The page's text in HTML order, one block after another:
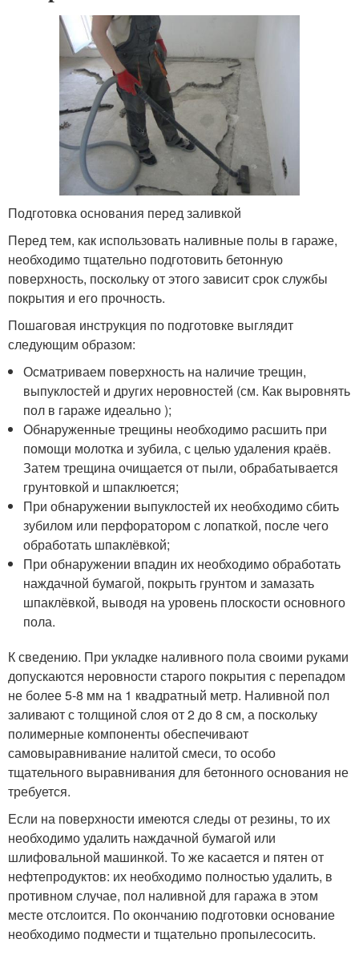
Подготовка основания перед заливкой
Перед тем, как использовать наливные полы в гараже,
необходимо тщательно подготовить бетонную
поверхность, поскольку от этого зависит срок службы
покрытия и его прочность.
Пошаговая инструкция по подготовке выглядит
следующим образом:
Осматриваем поверхность на наличие трещин,
выпуклостей и других неровностей (см. Как выровнять
пол в гараже идеально );
Обнаруженные трещины необходимо расшить при
помощи молотка и зубила, с целью удаления краёв.
Затем трещина очищается от пыли, обрабатывается
грунтовкой и шпаклюется;
При обнаружении выпуклостей их необходимо сбить
зубилом или перфоратором с лопаткой, после чего
обработать шпаклёвкой;
При обнаружении впадин их необходимо обработать
наждачной бумагой, покрыть грунтом и замазать
шпаклёвкой, выводя на уровень плоскости основного
пола.
К сведению. При укладке наливного пола своими руками
допускаются неровности старого покрытия с перепадом
не более 5-8 мм на 1 квадратный метр. Наливной пол
заливают с толщиной слоя от 2 до 8 см, а поскольку
полимерные компоненты обеспечивают
самовыравнивание налитой смеси, то особо
тщательного выравнивания для бетонного основания не
требуется.
Если на поверхности имеются следы от резины, то их
необходимо удалить наждачной бумагой или
шлифовальной машинкой. То же касается и пятен от
нефтепродуктов: их необходимо полностью удалить, в
противном случае, пол наливной для гаража в этом
месте отслоится. По окончанию подготовки основание
необходимо подмести и тщательно пропылесосить.